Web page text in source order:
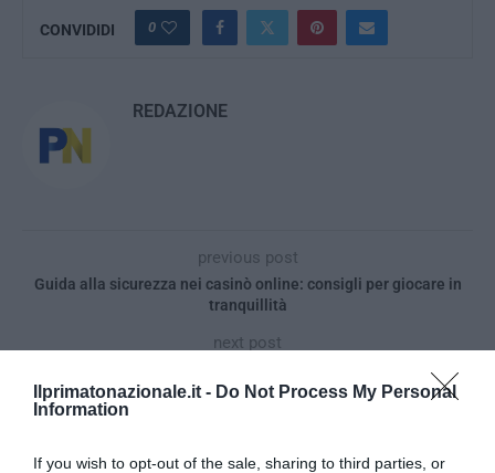
Ilprimatonazionale.it - Do Not Process My Personal
Information
If you wish to opt-out of the sale, sharing to third parties, or
CONVIDIDI 0
REDAZIONE
previous post
Guida alla sicurezza nei casinò online: consigli per giocare in
tranquillità
next post